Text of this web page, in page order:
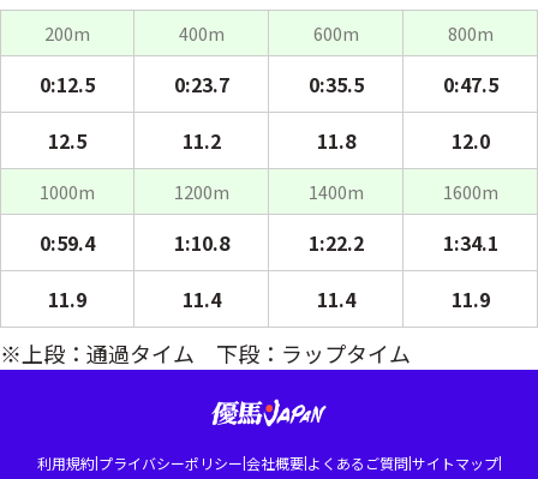
200m 400m 600m 800m
0:12.5 0:23.7 0:35.5
0:47.5
12.5
11.2 11.8 12.0
1000m 1200m 1400m 1600m
0:59.4 1:10.8 1:22.2
1:34.1
11.9
11.4 11.4 11.9
※上段：通過タイム 下段：ラップタイム
利用規約|プライバシーポリシー|会社概要|よくあるご質問|サイトマップ|